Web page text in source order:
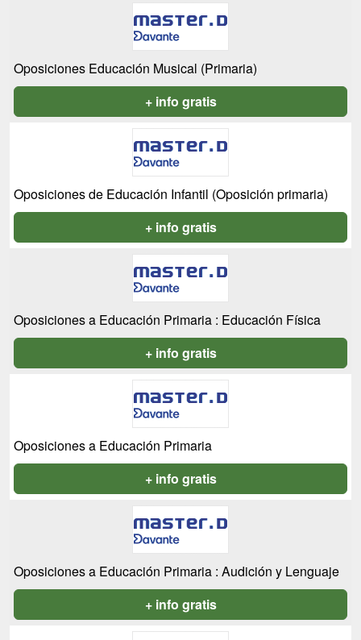
Oposiciones Educación Musical (Primaria)
+ info gratis
Oposiciones de Educación Infantil (Oposición primaria)
+ info gratis
Oposiciones a Educación Primaria : Educación Física
+ info gratis
Oposiciones a Educación Primaria
+ info gratis
Oposiciones a Educación Primaria : Audición y Lenguaje
+ info gratis